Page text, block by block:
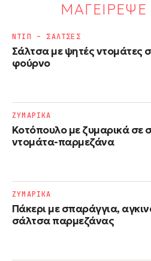
Σάλτσα με ψητές ντομάτες
φούρνο
ΝΤΙΠ – ΣΑΛΤΣΕΣ
Κοτόπουλο με ζυμαρικά σε
ντομάτα-παρμεζάνα
ΖΥΜΑΡΙΚΑ
Πάκερι με σπαράγγια,
σάλτσα παρμεζάνας
ΖΥΜΑΡΙΚΑ